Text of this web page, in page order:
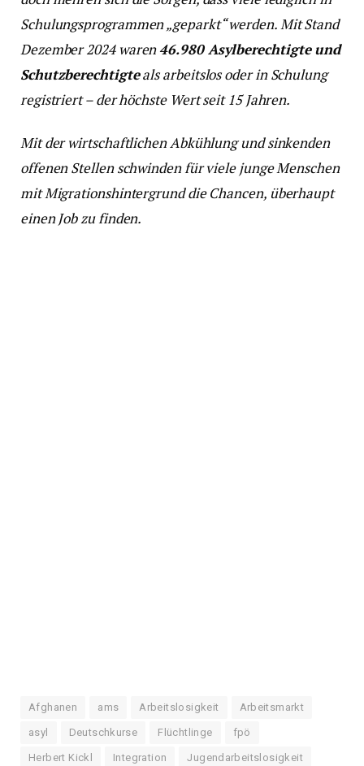
Schulungsprogrammen „geparkt“ werden. Mit Stand
Dezember 2024 waren46.980 Asylberechtigte und
Schutzberechtigteals arbeitslos oder in Schulung
registriert – der höchste Wert seit 15 Jahren.
Mit der wirtschaftlichen Abkühlung und sinkenden
offenen Stellen schwinden für viele junge Menschen
mit Migrationshintergrund die Chancen, überhaupt
einen Job zu finden.
Afghanen ams Arbeitslosigkeit Arbeitsmarkt
asyl Deutschkurse Flüchtlinge fpö
Herbert Kickl Integration Jugendarbeitslosigkeit